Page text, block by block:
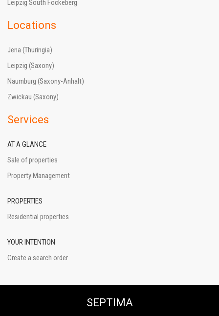
Leipzig South Fockeberg
Locations
Jena (Thuringia)
Leipzig (Saxony)
Naumburg (Saxony-Anhalt)
Zwickau (Saxony)
Services
AT A GLANCE
Sale of properties
Property Management
PROPERTIES
Residential properties
YOUR INTENTION
Create a search order
SEPTIMA